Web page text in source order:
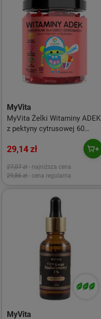
MyVita
MyVita Żelki Witaminy ADEK
z pektyny cytrusowej 60
29,14 zł
27,07 zł - najniższa cena
29,86 zł - cena regularna
MyVita